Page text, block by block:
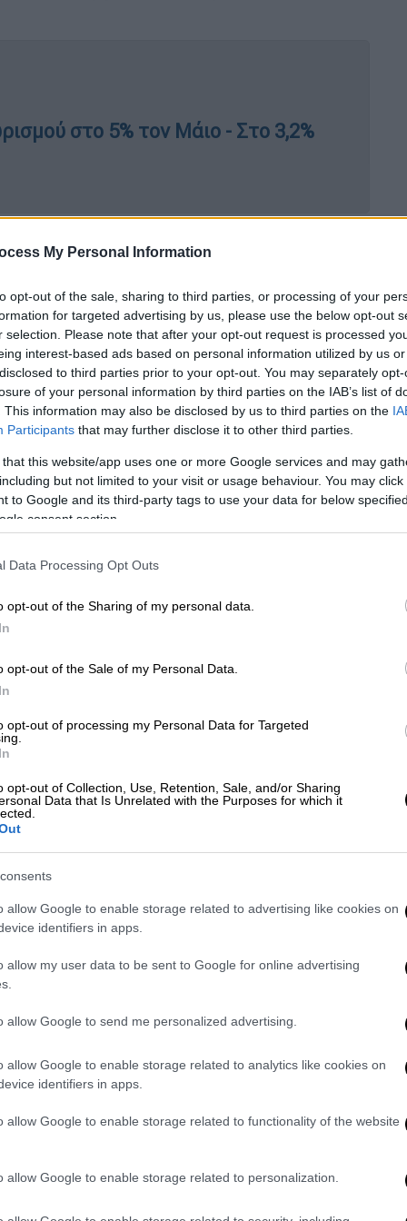
My Personal Information
opt-out of the sale, sharing to third parties, or processing of your
for targeted advertising by us, please use the below opt-out
selection. Please note that after your opt-out request is processed
interest-based ads based on personal information utilized by us
to third parties prior to your opt-out. You may separately
of your personal information by third parties on the IAB’s list of
This information may also be disclosed by us to third parties on the
Participants that may further disclose it to other third parties.
that this website/app uses one or more Google services and may
but not limited to your visit or usage behaviour. You may
to Google and its third-party tags to use your data for below
consent section.
Data Processing Opt Outs
opt-out of the Sharing of my personal data.
opt-out of the Sale of my Personal Data.
opt-out of processing my Personal Data for Targeted
opt-out of Collection, Use, Retention, Sale, and/or Sharing
Data that Is Unrelated with the Purposes for which it
allow Google to enable storage related to advertising like cookies on
identifiers in apps.
allow my user data to be sent to Google for online advertising
allow Google to send me personalized advertising.
allow Google to enable storage related to analytics like cookies on
identifiers in apps.
allow Google to enable storage related to functionality of the website
allow Google to enable storage related to personalization.
στο 5% τον Μάιο - Στο 3,2%
250 ευρώ πέρυσι) θα λάβουν περίπου τα
1,6 εκατομμύρια είναι συνταξιούχοι και
παροχές.
βάσει των οποίων θα δοθεί το
που ήταν πέρυσι)
που ήταν πέρυσι).
ευρώ για τον άγαμο και 400.000 ευρώ για
για 65). Πρόκειται κυρίως για γυναίκες
πρόσβαση στην αγορά
την ασθενέστερη ομάδα των
οι οποίοι λαμβάνουν μέση σύνταξη 730
οικονομική ενίσχυση ύψους
του Ηλεκτρονικού Εθνικού
στους οποίους καταβλήθηκε κύρια
Σεπτέμβριο εκάστου έτους αναφοράς,
περί υπαγωγής στον ενιαίο Φορέα
λειτουργών του Δημοσίου, καθώς και
τις ακόλουθες προϋποθέσεις:
(65ο) έτος της ηλικίας τους στις 31
το έτος αναφοράς ή έχουν
ηλικίας τους στις 31 Δεκεμβρίου του
δεν τους καταβάλλεται κύρια
σύνταξη λόγω θανάτου,
τους, ανεξαρτήτως της πηγής
πραγματικό και τεκμαρτό, δεν
φορολογικό έτος το ποσό των είκοσι
και των τριάντα πέντε χιλιάδων
συμφώνου συμβίωσης,
υπόχρεου, συζύγου ή μέρους
τέκνων δεν υπερβαίνει, με βάση την
Φόρου Ιδιοκτησίας Ακινήτων
ποσό των τριακοσίων χιλιάδων